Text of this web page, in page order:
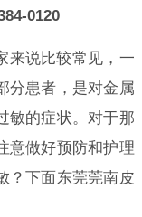
0120
来说比较常见，一
分患者，是对金属
敏的症状。对于那
意做好预防和护理
？下面东莞莞南皮